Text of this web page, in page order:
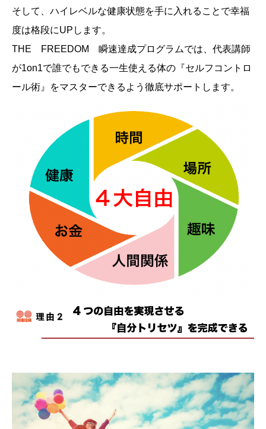
そして、ハイレベルな健康状態を手に入れることで幸福
度は格段にUPします。
THE FREEDOM 瞬速達成プログラムでは、代表講師
が1on1で誰でもできる一生使える体の『セルフコントロ
ール術』をマスターできるよう徹底サポートします。